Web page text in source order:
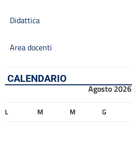
Didattica
Area docenti
CALENDARIO
Agosto 2026
L M M G